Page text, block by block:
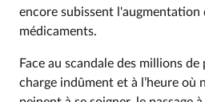
encore subissent l'augmentation
médicaments.
Face au scandale des millions de
charge indûment et à l’heure où